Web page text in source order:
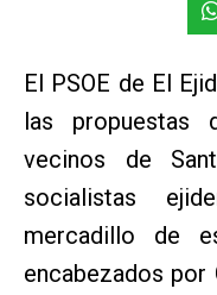
El PSOE de El
las propuestas
vecinos de
socialistas
mercadillo de
encabezados por